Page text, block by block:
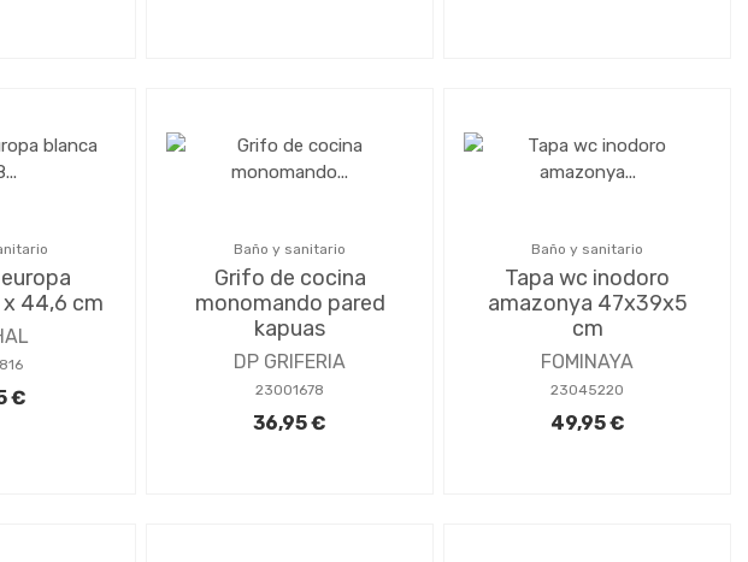
44,6 cm
€
Baño y sanitario
Grifo de cocina
monomando pared
kapuas
DP GRIFERIA
23001678
36,95 €
Baño y sanitario
Tapa wc inodoro
amazonya 47x39x5
cm
FOMINAYA
23045220
49,95 €